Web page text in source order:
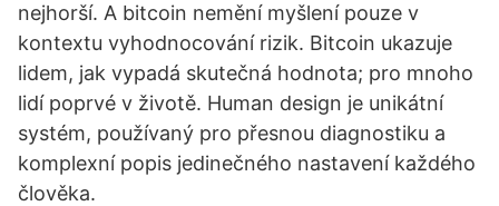
nejhorší. A bitcoin nemění myšlení pouze v
kontextu vyhodnocování rizik. Bitcoin ukazuje
lidem, jak vypadá skutečná hodnota; pro mnoho
lidí poprvé v životě. Human design je unikátní
systém, používaný pro přesnou diagnostiku a
komplexní popis jedinečného nastavení každého
člověka.